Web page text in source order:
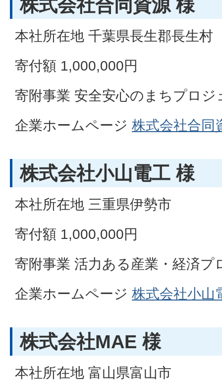
株式会社合同資源 様
本社所在地 千葉県長生郡長生村
寄付額 1,000,000円
寄附事業 安全安心のまちプロジ
企業ホームページ 株式会社合同
株式会社小山電工 様
本社所在地 三重県伊勢市
寄付額 1,000,000円
寄附事業 活力ある産業・経済プ
企業ホームページ 株式会社小山
株式会社MAE 様
本社所在地 富山県富山市